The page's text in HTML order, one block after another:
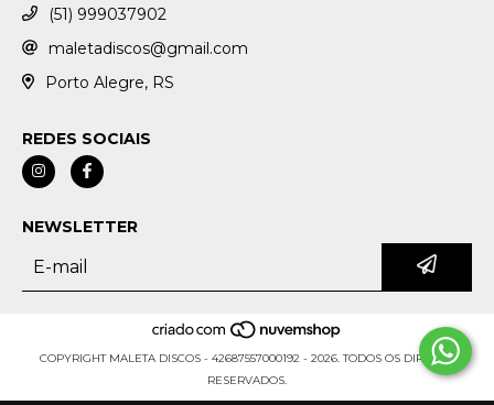
(51) 999037902
maletadiscos@gmail.com
Porto Alegre, RS
REDES SOCIAIS
NEWSLETTER
COPYRIGHT MALETA DISCOS - 42687557000192 - 2026. TODOS OS DIREITOS
RESERVADOS.